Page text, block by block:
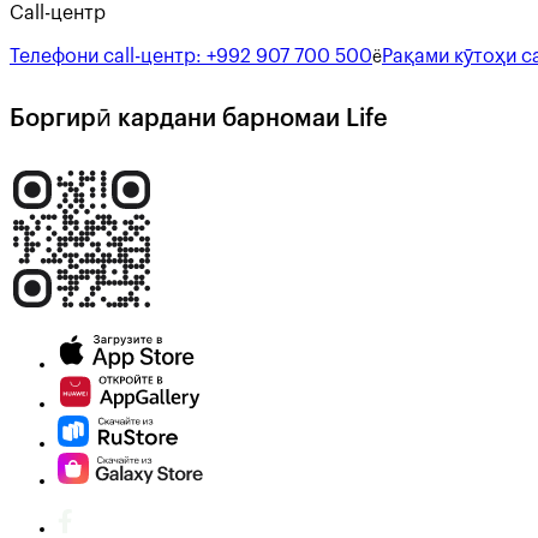
Call-центр
Телефони call-центр: +992 907 700 500ёРақами кӯтоҳи
Боргирӣ кардани барномаи Life